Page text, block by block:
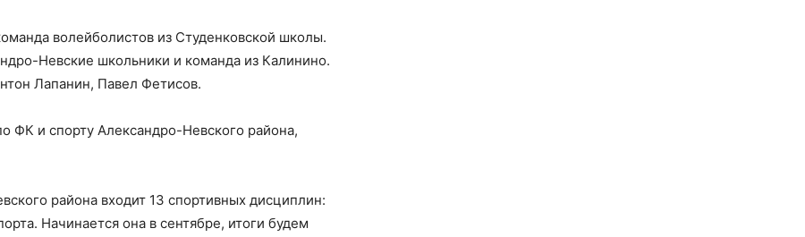
волейболистов из Студенковской школы.
Невские школьники и команда из Калинино.
Лапанин, Павел Фетисов.
ФК и спорту Александро-Невского района,
района входит 13 спортивных дисциплин:
Начинается она в сентябре, итоги будем